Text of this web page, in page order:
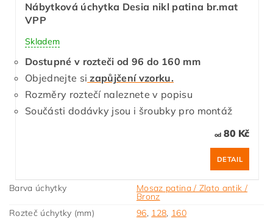
Nábytková úchytka Desia nikl patina br.mat
VPP
Skladem
Dostupné v rozteči od 96 do 160 mm
Objednejte si zapůjčení vzorku.
Rozměry roztečí naleznete v popisu
Součásti dodávky jsou i šroubky pro montáž
od80 Kč
DETAIL
Barva úchytky Mosaz patina / Zlato antik /
Bronz
Rozteč úchytky (mm)
96, 128, 160